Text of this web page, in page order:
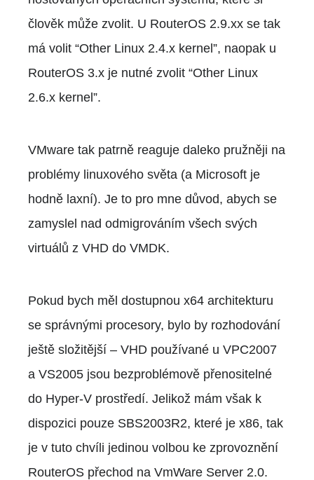
člověk může zvolit. U RouterOS 2.9.xx se tak
má volit “Other Linux 2.4.x kernel”, naopak u
RouterOS 3.x je nutné zvolit “Other Linux
2.6.x kernel”.
VMware tak patrně reaguje daleko pružněji na
problémy linuxového světa (a Microsoft je
hodně laxní). Je to pro mne důvod, abych se
zamyslel nad odmigrováním všech svých
virtuálů z VHD do VMDK.
Pokud bych měl dostupnou x64 architekturu
se správnými procesory, bylo by rozhodování
ještě složitější – VHD používané u VPC2007
a VS2005 jsou bezproblémově přenositelné
do Hyper-V prostředí. Jelikož mám však k
dispozici pouze SBS2003R2, které je x86, tak
je v tuto chvíli jedinou volbou ke zprovoznění
RouterOS přechod na VmWare Server 2.0.